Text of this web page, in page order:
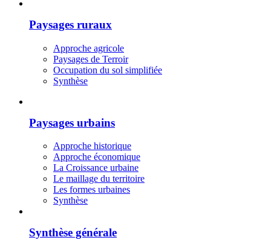
Paysages ruraux
Approche agricole
Paysages de Terroir
Occupation du sol simplifiée
Synthèse
Paysages urbains
Approche historique
Approche économique
La Croissance urbaine
Le maillage du territoire
Les formes urbaines
Synthèse
Synthèse générale